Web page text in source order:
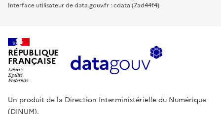
Interface utilisateur de data.gouv.fr : cdata (7ad44f4)
RÉPUBLIQUE
FRANÇAISE
Un produit de la Direction Interministérielle du Numérique
(DINUM).